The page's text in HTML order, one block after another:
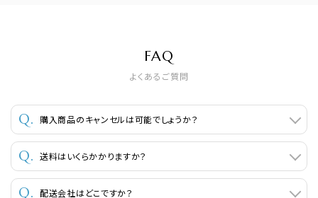
FAQ
よくあるご質問
購入商品のキャンセルは可能でしょうか？
送料はいくらかかりますか？
配送会社はどこですか？